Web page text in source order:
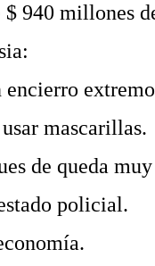
$ 940 millones
mascarillas.
de queda
policial.